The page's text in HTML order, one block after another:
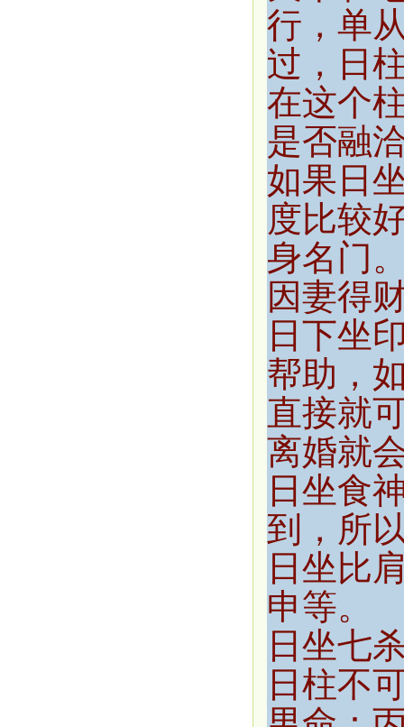
行，单
过，日
在这个
是否融
如果日
度比较
身名门
因妻得
日下坐
帮助，
直接就
离婚就
日坐食
到，所
日坐比
申等。
日坐七
日柱不